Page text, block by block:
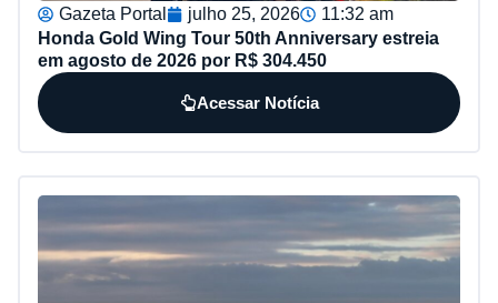
Gazeta Portal julho 25, 2026
11:32 am
Honda Gold Wing Tour 50th Anniversary estreia
em agosto de 2026 por R$ 304.450
Acessar Notícia